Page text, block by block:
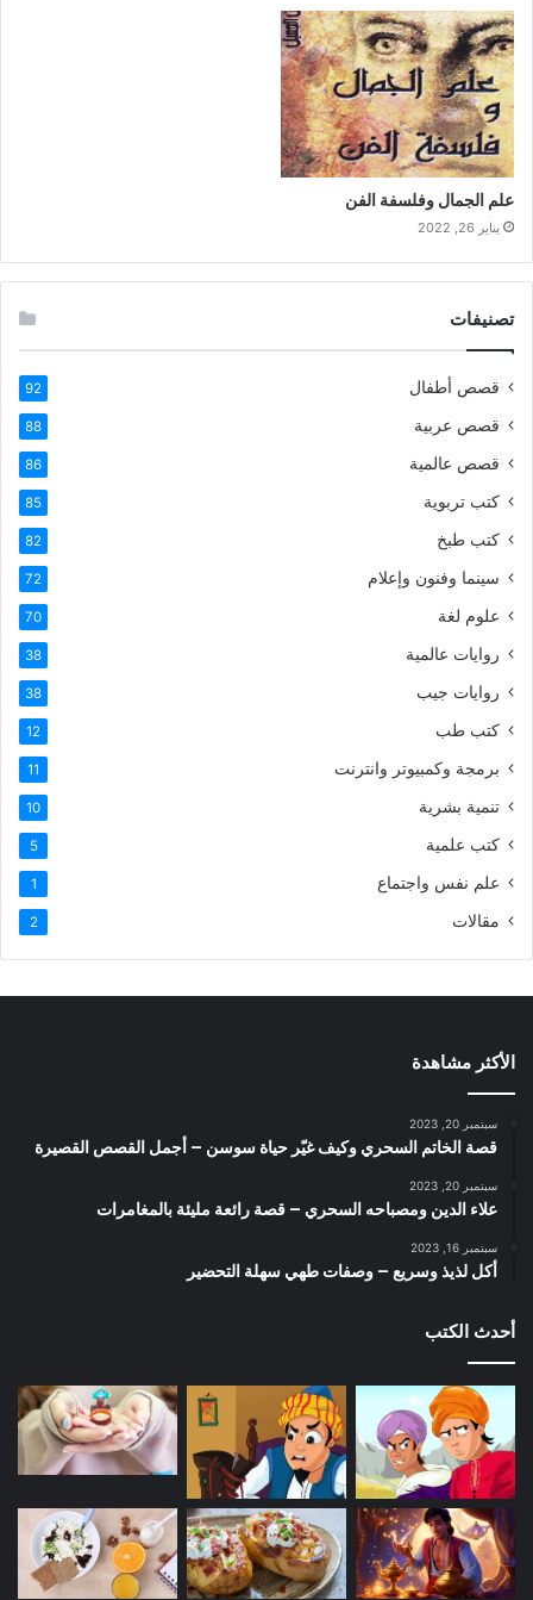
علم الجمال وفلسفة الفن
يناير 26, 2022
تصنيفات
قصص أطفال 92
قصص عربية 88
قصص عالمية 86
كتب تربوية 85
كتب طبخ 82
سينما وفنون وإعلام 72
علوم لغة 70
روايات عالمية 38
روايات جيب 38
كتب طب 12
برمجة وكمبيوتر وانترنت 11
تنمية بشرية 10
كتب علمية 5
علم نفس واجتماع 1
مقالات 2
الأكثر مشاهدة
سبتمبر 20, 2023
قصة الخاتم السحري وكيف غيّر حياة سوسن – أجمل القصص القصيرة
سبتمبر 20, 2023
علاء الدين ومصباحه السحري – قصة رائعة مليئة بالمغامرات
سبتمبر 16, 2023
أكل لذيذ وسريع – وصفات طهي سهلة التحضير
أحدث الكتب